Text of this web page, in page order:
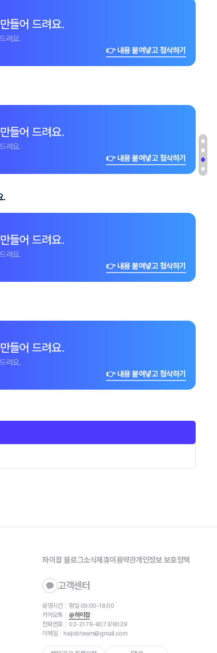
들어 드려요.
려요.
👉 내용 붙여넣고 첨삭하기
들어 드려요.
려요.
👉 내용 붙여넣고 첨삭하기
.
들어 드려요.
려요.
👉 내용 붙여넣고 첨삭하기
들어 드려요.
려요.
👉 내용 붙여넣고 첨삭하기
하이잡 블로그소식제휴이용약관개인정보 보호정책
고객센터
운영시간
평일 09:00-18:00
카카오톡
@하이잡
전화번호
02-2178-8073/8029
이메일
haijobteam@gmail.com